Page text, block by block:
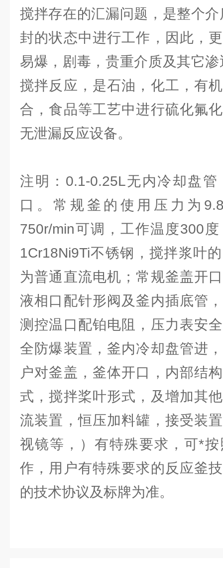
搅拌存在的汇漏问题，是整个
封的状态中进行工作，因此，
易爆，剧毒，贵重介质及其它
搅拌反应，是石油，化工，有
合，食品等工艺中进行硫化氟
无泄漏反应设备。
注明：0.1-0.25L无内冷却盘
口。常规釜的使用压力为
750r/min可调，工作温度300
1Cr18Ni9Ti不锈钢，搅拌浆叶
为普通直流电机；常规釜盖开
液相口配针形阀及釜内插底管
测控温口配铂电阻，压力表安
全防爆装置，釜内冷却盘管进
户对釜盖，釜体开口，内部结
式，搅拌桨叶形式，及增加其
流装置，恒压加料罐，接受装
视镜等，）有特殊要求，可*
作，用户有特殊要求的反应釜
的技术协议及标牌为准。